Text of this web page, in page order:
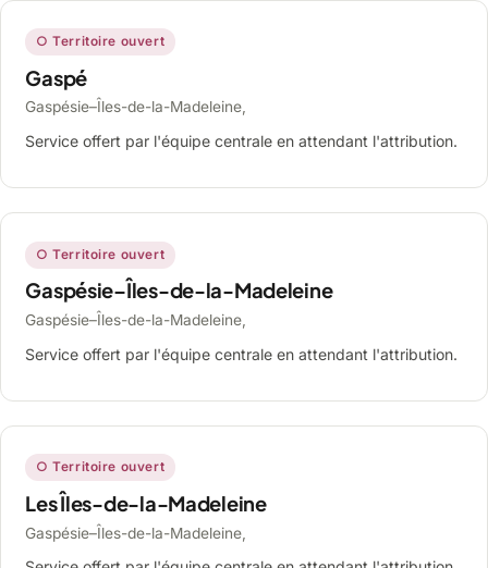
○ Territoire ouvert
Gaspé
Gaspésie–Îles-de-la-Madeleine,
Service offert par l'équipe centrale en attendant l'attribution.
○ Territoire ouvert
Gaspésie–Îles-de-la-Madeleine
Gaspésie–Îles-de-la-Madeleine,
Service offert par l'équipe centrale en attendant l'attribution.
○ Territoire ouvert
Les Îles-de-la-Madeleine
Gaspésie–Îles-de-la-Madeleine,